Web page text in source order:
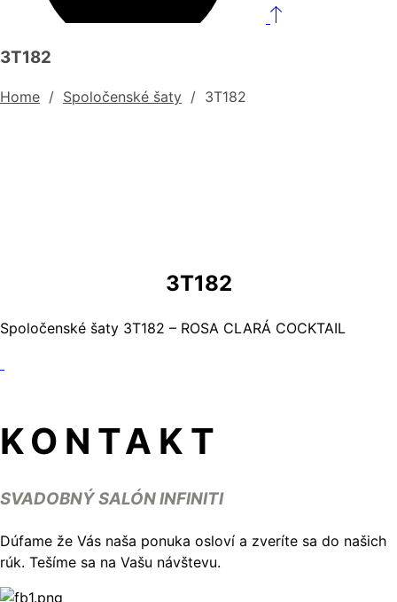
3T182
Home / Spoločenské šaty / 3T182
3T182
Spoločenské šaty 3T182 – ROSA CLARÁ COCKTAIL
KONTAKT
SVADOBNÝ SALÓN INFINITI
Dúfame že Vás naša ponuka osloví a zveríte sa do našich
rúk. Tešíme sa na Vašu návštevu.